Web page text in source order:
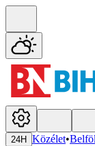
24H Közélet•